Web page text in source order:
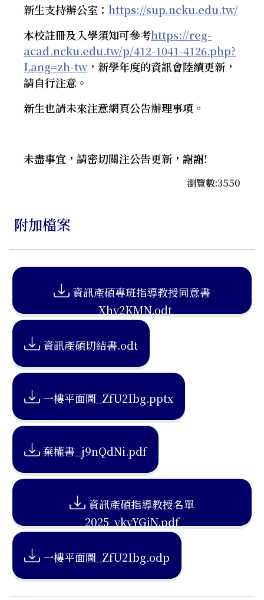
新生支持辦公室： https://sup.ncku.edu.tw/
本校註冊及入學須知可參考https://reg-
acad.ncku.edu.tw/p/412-1041-4126.php?
Lang=zh-tw，新學年度的資訊會陸續更新，
請自行注意。
新生也請未來注意網頁公告辦理事項。
未盡事宜，請密切關注公告更新，謝謝!
瀏覽數:3550
附加檔案
_Xhy2KMN.odt
資訊產碩切結書.odt
一樓平面圖_ZfU2Ibg.pptx
棄權書_j9nQdNi.pdf
2025_ykyYGjN.pdf
一樓平面圖_ZfU2Ibg.odp